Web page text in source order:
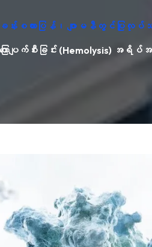
န်းစကားပြန်၊ ဂျာမနီတွင်ပြုလု
ပျက်စီးခြင်း (Hemolysis) အရိပ်အယ